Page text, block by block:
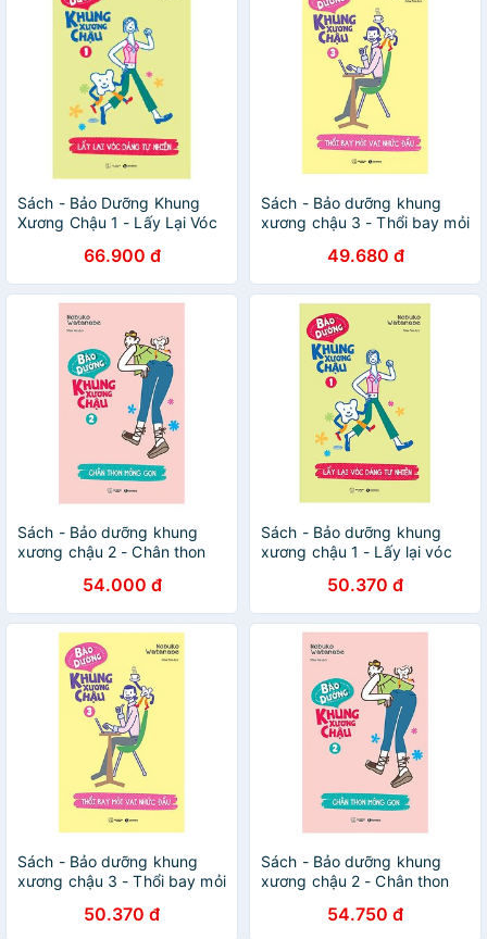
Sách - Bảo Dưỡng Khung
Xương Chậu 1 - Lấy Lại Vóc
66.900 đ
Sách - Bảo dưỡng khung
xương chậu 3 - Thổi bay mỏi
49.680 đ
Sách - Bảo dưỡng khung
xương chậu 2 - Chân thon
54.000 đ
Sách - Bảo dưỡng khung
xương chậu 1 - Lấy lại vóc
50.370 đ
Sách - Bảo dưỡng khung
xương chậu 3 - Thổi bay mỏi
50.370 đ
Sách - Bảo dưỡng khung
xương chậu 2 - Chân thon
54.750 đ